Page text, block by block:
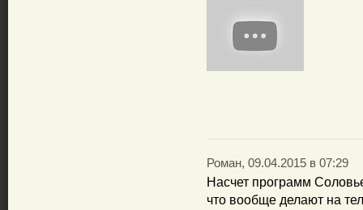
Роман, 09.04.2015 в 07:29
Насчет программ
что вообще делают на